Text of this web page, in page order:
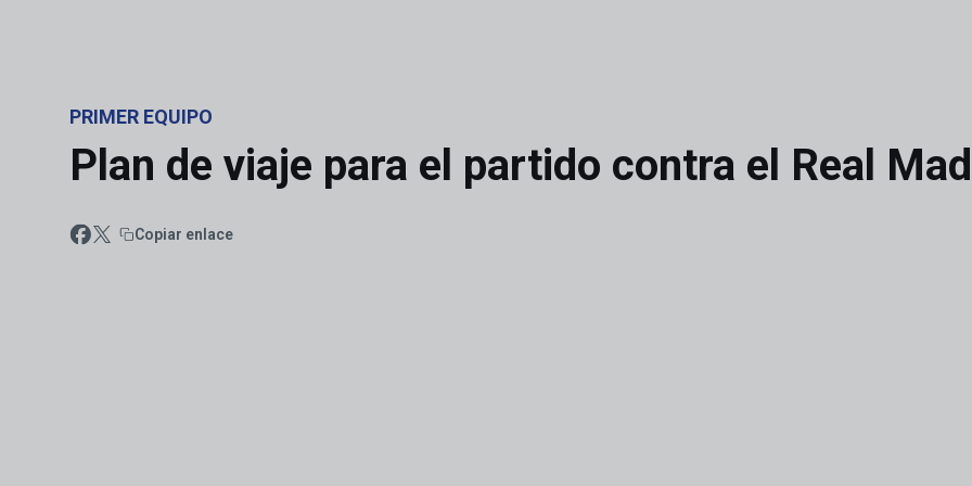
PRIMER EQUIPO
Plan de viaje para el partido contra el Real
Copiar enlace